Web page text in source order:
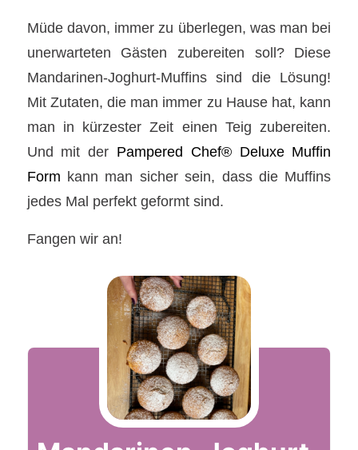
Müde davon, immer zu überlegen, was man bei
unerwarteten Gästen zubereiten soll? Diese
Mandarinen-Joghurt-Muffins sind die Lösung!
Mit Zutaten, die man immer zu Hause hat, kann
man in kürzester Zeit einen Teig zubereiten.
Und mit der Pampered Chef® Deluxe Muffin
Form kann man sicher sein, dass die Muffins
jedes Mal perfekt geformt sind.
Fangen wir an!